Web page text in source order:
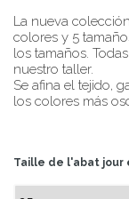
La nueva
colores y 5
los tamaños.
nuestro taller.
Se afina el tejido,
los colores más
Taille de l'abat jour